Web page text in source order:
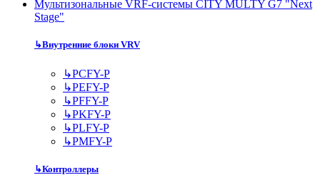
Мультизональные VRF-системы CITY MULTY G7 "Next
Stage"
↳Внутренние блоки VRV
↳PCFY-P
↳PEFY-P
↳PFFY-P
↳PKFY-P
↳PLFY-P
↳PMFY-P
↳Контроллеры